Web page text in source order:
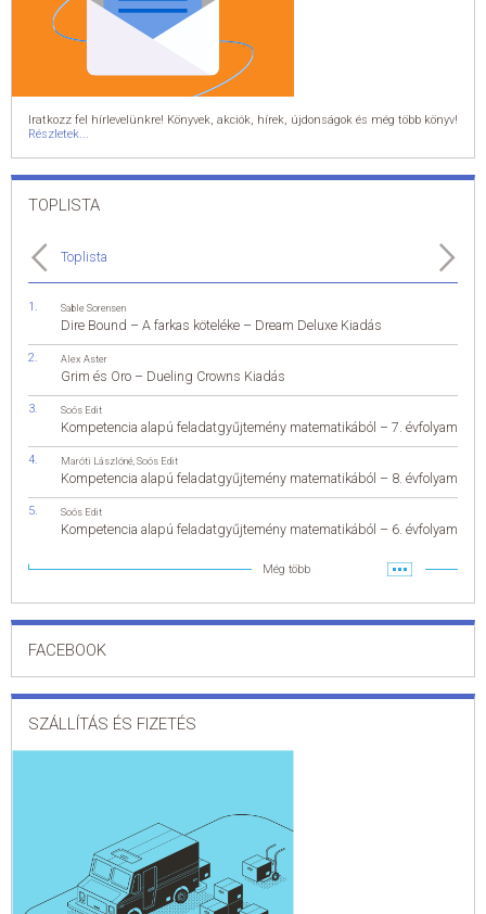
Iratkozz fel hírlevelünkre! Könyvek, akciók, hírek, újdonságok és még több könyv!
Részletek...
TOPLISTA
Toplista
Sable Sorensen
Dire Bound – A farkas köteléke – Dream Deluxe Kiadás
Alex Aster
Grim és Oro – Dueling Crowns Kiadás
Soós Edit
Kompetencia alapú feladatgyűjtemény matematikából – 7. évfolyam
Maróti Lászlóné Soós Edit
Kompetencia alapú feladatgyűjtemény matematikából – 8. évfolyam
Soós Edit
Kompetencia alapú feladatgyűjtemény matematikából – 6. évfolyam
Még több
FACEBOOK
SZÁLLÍTÁS ÉS FIZETÉS